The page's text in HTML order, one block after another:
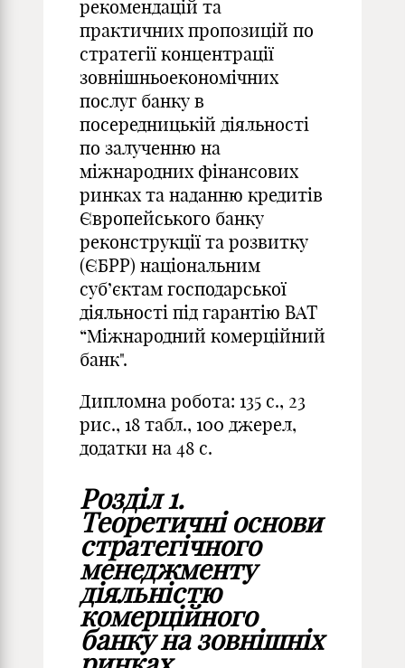
рекомендацій та
практичних пропозицій по
стратегії концентрації
зовнішньоекономічних
послуг банку в
посередницькій діяльності
по залученню на
міжнародних фінансових
ринках та наданню кредитів
Європейського банку
реконструкції та розвитку
(ЄБРР) національним
суб’єктам господарської
діяльності під гарантію ВАТ
“Міжнародний комерційний
банк".
Дипломна робота: 135 с., 23
рис., 18 табл., 100 джерел,
додатки на 48 с.
Розділ 1.
Теоретичні основи
стратегічного
менеджменту
діяльністю
комерційного
банку на зовнішніх